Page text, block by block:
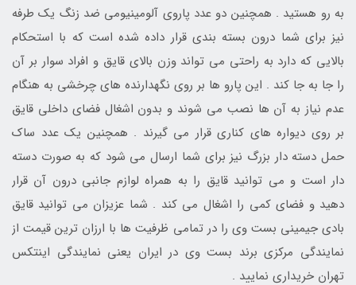
به رو هستید . همچنین دو عدد پاروی آلومینیومی ضد زنگ یک طرفه
نیز برای شما درون بسته بندی قرار داده شده است که با استحکام
بالایی که دارد به راحتی می تواند وزن بالای قایق و افراد سوار بر آن
را جا به جا کند . این پارو ها بر روی نگهدارنده های چرخشی به هنگام
عدم نیاز به آن ها نصب می شوند و بدون اشغال فضای داخلی قایق
بر روی دیواره های کناری قرار می گیرند . همچنین یک عدد ساک
حمل دسته دار بزرگ نیز برای شما ارسال می شود که به صورت دسته
دار است و می توانید قایق را به همراه لوازم جانبی درون آن قرار
دهید و فضای کمی را اشغال می کند . شما عزیزان می توانید قایق
بادی جیمینی بست وی را در تمامی ظرفیت ها با ارزان ترین قیمت از
نمایندگی مرکزی برند بست وی در ایران یعنی نمایندگی اینتکس
تهران خریداری نمایید .